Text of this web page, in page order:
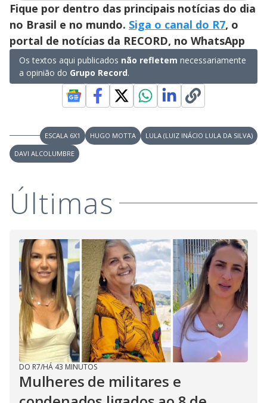
Fique por dentro das principais notícias do dia
no Brasil e no mundo. Siga o canal do R7, o
portal de notícias da RECORD, no WhatsApp
Os textos aqui publicados não refletem necessariamente
a opinião do Grupo Record.
ESCALA 6X1 HUGO MOTTA
LULA (LUIZ INÁCIO LULA DA SILVA)
DAVI ALCOLUMBRE
Últimas
DO R7/HÁ 43 MINUTOS
Mulheres de militares e